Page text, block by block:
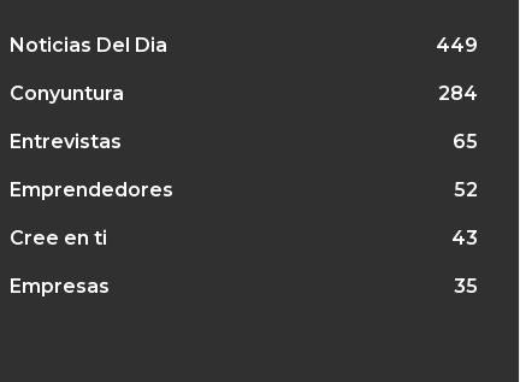
Noticias Del Dia 449
Conyuntura 284
Entrevistas 65
Emprendedores 52
Cree en ti 43
Empresas 35